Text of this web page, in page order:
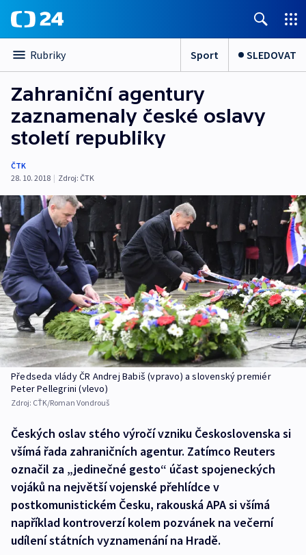
Rubriky Sport SLEDOVAT
Zahraniční agentury
zaznamenaly české oslavy
století republiky
ČTK
28. 10. 2018 | Zdroj: ČTK
Předseda vlády ČR Andrej Babiš (vpravo) a slovenský premiér
Peter Pellegrini (vlevo)
Zdroj: CŤK/Roman Vondrouš
Českých oslav stého výročí vzniku Československa si
všímá řada zahraničních agentur. Zatímco Reuters
označil za „jedinečné gesto“ účast spojeneckých
vojáků na největší vojenské přehlídce v
postkomunistickém Česku, rakouská APA si všímá
například kontroverzí kolem pozvánek na večerní
udílení státních vyznamenání na Hradě.